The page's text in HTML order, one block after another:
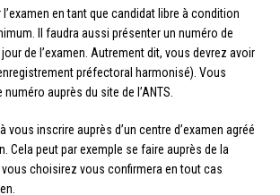
en tant que candidat libre à condition
Il faudra aussi présenter un numéro de
de l’examen. Autrement dit, vous devrez avoir
préfectoral harmonisé). Vous
auprès du site de l’ANTS.
vous inscrire auprès d’un centre d’examen agréé
Cela peut par exemple se faire auprès de la
choisirez vous confirmera en tout cas